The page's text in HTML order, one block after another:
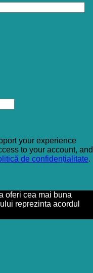
your experience
to your account, and
de confidențialitate.
oferi cea mai buna
reprezinta acordul